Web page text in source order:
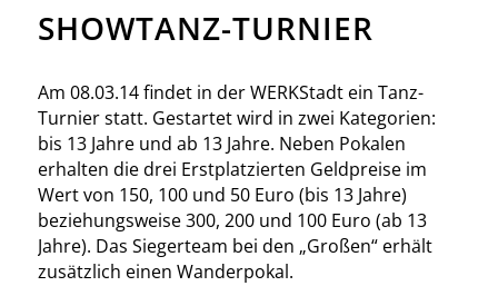
SHOWTANZ-TURNIER
Am 08.03.14 findet in der WERKStadt ein Tanz-
Turnier statt. Gestartet wird in zwei Kategorien:
bis 13 Jahre und ab 13 Jahre. Neben Pokalen
erhalten die drei Erstplatzierten Geldpreise im
Wert von 150, 100 und 50 Euro (bis 13 Jahre)
beziehungsweise 300, 200 und 100 Euro (ab 13
Jahre). Das Siegerteam bei den „Großen“ erhält
zusätzlich einen Wanderpokal.